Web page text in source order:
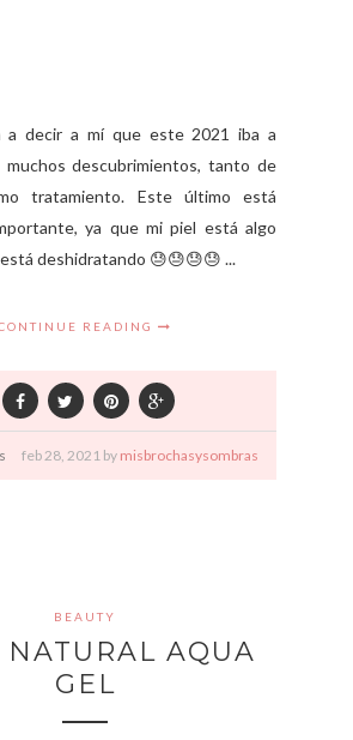
a decir a mí que este 2021 iba a
muchos descubrimientos, tanto de
tratamiento. Este último está
ya que mi piel está algo
deshidratando 😓😓😓😓 ...
READING
feb 28, 2021 by misbrochasysombras
BEAUTY
NATURAL AQUA
GEL